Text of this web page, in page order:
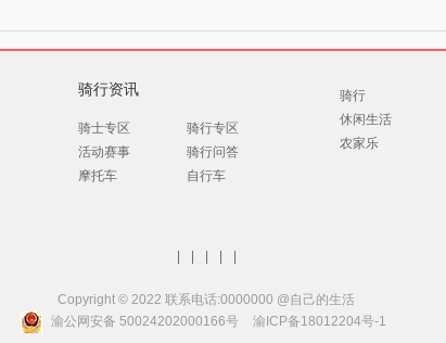
骑行资讯
骑士专区
骑行专区
活动赛事
骑行问答
摩托车
自行车
骑行
休闲生活
农家乐
Copyright © 2022 联系电话:0000000 @自己的生活
渝公网安备 50024202000166号
渝ICP备18012204号-1